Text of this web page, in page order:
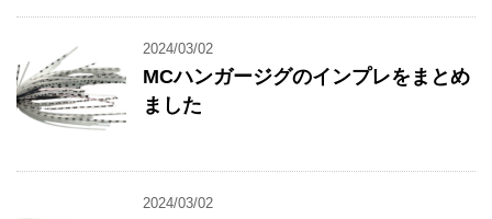
2024/03/02
MCハンガージグのインプレをまとめ
ました
2024/03/02